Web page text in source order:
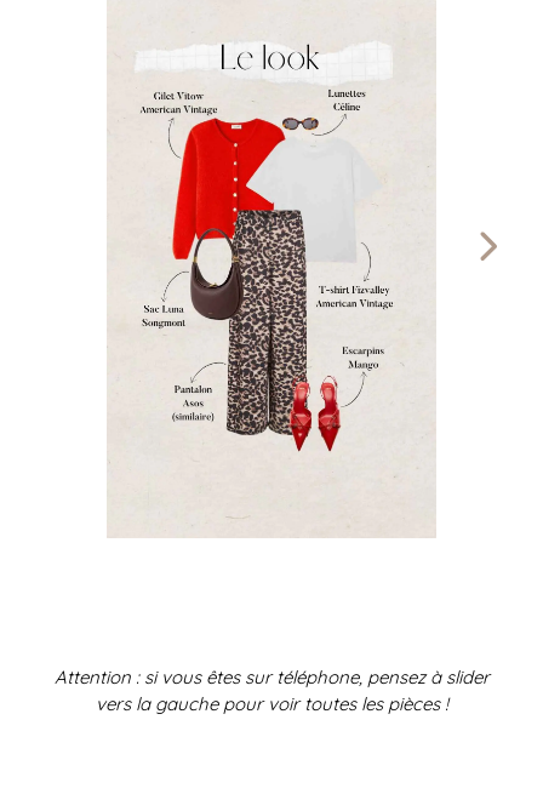
Attention : si vous êtes sur téléphone, pensez à slider
vers la gauche pour voir toutes les pièces !